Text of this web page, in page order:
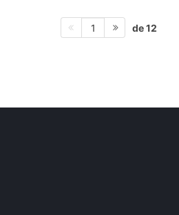
1 de 12